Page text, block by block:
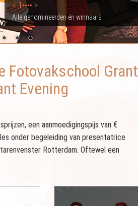
< 1•••• >
Alle genomineerden én winnaars
Fotovakschool Grant
Evening
een aanmoedigingspijs van €
onder begeleiding van presentatrice
Rotterdam. Oftewel een